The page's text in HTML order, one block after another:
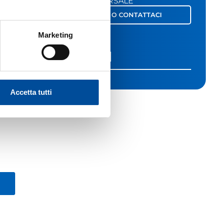
Marketing
Accetta tutti
PRE-ISCRIVITI O CONTATTACI
LINK UTILI